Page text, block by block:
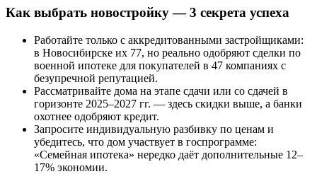
Как выбрать новостройку — 3 секрета успеха
Работайте только с аккредитованными застройщиками:
в Новосибирске их 77, но реально одобряют сделки по
военной ипотеке для покупателей в 47 компаниях с
безупречной репутацией.
Рассматривайте дома на этапе сдачи или со сдачей в
горизонте 2025–2027 гг. — здесь скидки выше, а банки
охотнее одобряют кредит.
Запросите индивидуальную разбивку по ценам и
убедитесь, что дом участвует в госпрограмме:
«Семейная ипотека» нередко даёт дополнительные 12–
17% экономии.